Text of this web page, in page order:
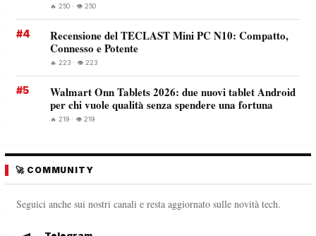
🔥 250 · 👁️ 250
#4
Recensione del TECLAST Mini PC N10: Compatto,
Connesso e Potente
🔥 223 · 👁️ 223
#5
Walmart Onn Tablets 2026: due nuovi tablet Android
per chi vuole qualità senza spendere una fortuna
🔥 219 · 👁️ 219
🚀 COMMUNITY
Seguici anche sui nostri canali e resta aggiornato sulle novità tech.